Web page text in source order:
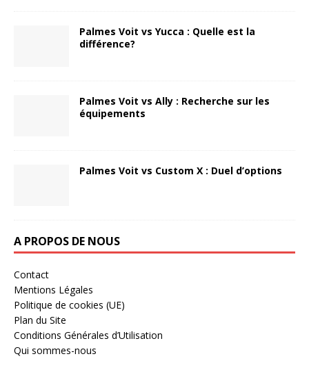
Palmes Voit vs Yucca : Quelle est la
différence?
Palmes Voit vs Ally : Recherche sur les
équipements
Palmes Voit vs Custom X : Duel d’options
A PROPOS DE NOUS
Contact
Mentions Légales
Politique de cookies (UE)
Plan du Site
Conditions Générales d’Utilisation
Qui sommes-nous